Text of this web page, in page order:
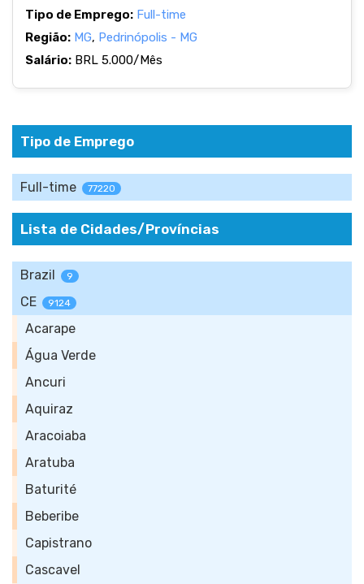
Tipo de Emprego: Full-time
Região: MG, Pedrinópolis - MG
Salário: BRL 5.000/Mês
Tipo de Emprego
Full-time 77220
Lista de Cidades/Províncias
Brazil 9
CE 9124
Acarape
Água Verde
Ancuri
Aquiraz
Aracoiaba
Aratuba
Baturité
Beberibe
Capistrano
Cascavel